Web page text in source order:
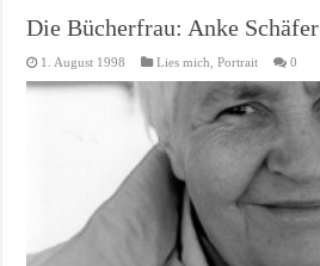
Die Bücherfrau: Anke Schäfer
1. August 1998 Lies mich ,Portrait 0